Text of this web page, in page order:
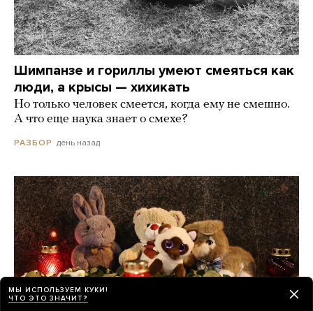
Шимпанзе и гориллы умеют смеяться как
люди, а крысы — хихикать
Но только человек смеется, когда ему не смешно.
А что еще наука знает о смехе?
РАЗБОР день назад
МЫ ИСПОЛЬЗУЕМ КУКИ!
ЧТО ЭТО ЗНАЧИТ?